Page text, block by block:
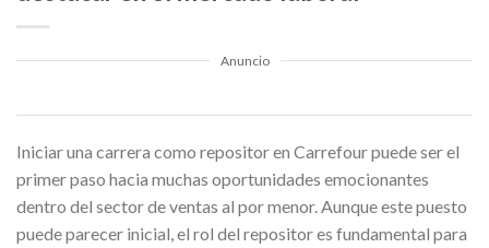
Anuncio
Iniciar una carrera como repositor en Carrefour puede ser el
primer paso hacia muchas oportunidades emocionantes
dentro del sector de ventas al por menor. Aunque este puesto
puede parecer inicial, el rol del repositor es fundamental para